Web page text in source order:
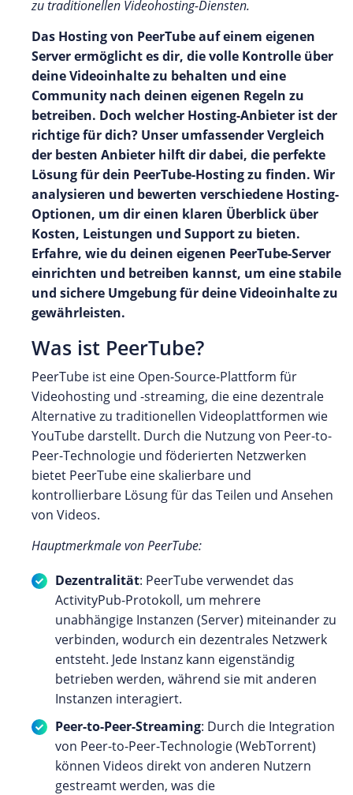
zu traditionellen Videohosting-Diensten.
Das Hosting von PeerTube auf einem eigenen
Server ermöglicht es dir, die volle Kontrolle über
deine Videoinhalte zu behalten und eine
Community nach deinen eigenen Regeln zu
betreiben. Doch welcher Hosting-Anbieter ist der
richtige für dich? Unser umfassender Vergleich
der besten Anbieter hilft dir dabei, die perfekte
Lösung für dein PeerTube-Hosting zu finden. Wir
analysieren und bewerten verschiedene Hosting-
Optionen, um dir einen klaren Überblick über
Kosten, Leistungen und Support zu bieten.
Erfahre, wie du deinen eigenen PeerTube-Server
einrichten und betreiben kannst, um eine stabile
und sichere Umgebung für deine Videoinhalte zu
gewährleisten.
Was ist PeerTube?
PeerTube ist eine Open-Source-Plattform für
Videohosting und -streaming, die eine dezentrale
Alternative zu traditionellen Videoplattformen wie
YouTube darstellt. Durch die Nutzung von Peer-to-
Peer-Technologie und föderierten Netzwerken
bietet PeerTube eine skalierbare und
kontrollierbare Lösung für das Teilen und Ansehen
von Videos.
Hauptmerkmale von PeerTube:
Dezentralität: PeerTube verwendet das
ActivityPub-Protokoll, um mehrere
unabhängige Instanzen (Server) miteinander zu
verbinden, wodurch ein dezentrales Netzwerk
entsteht. Jede Instanz kann eigenständig
betrieben werden, während sie mit anderen
Instanzen interagiert.
Peer-to-Peer-Streaming: Durch die Integration
von Peer-to-Peer-Technologie (WebTorrent)
können Videos direkt von anderen Nutzern
gestreamt werden, was die